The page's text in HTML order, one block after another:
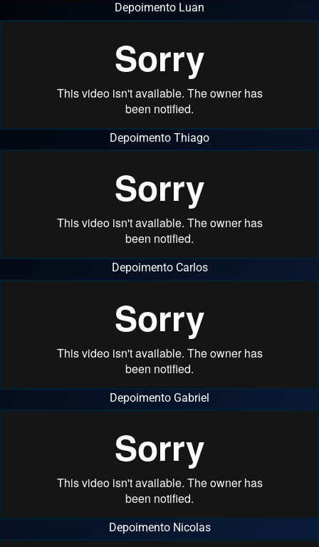
Depoimento Luan
Depoimento Thiago
Depoimento Carlos
Depoimento Gabriel
Depoimento Nicolas